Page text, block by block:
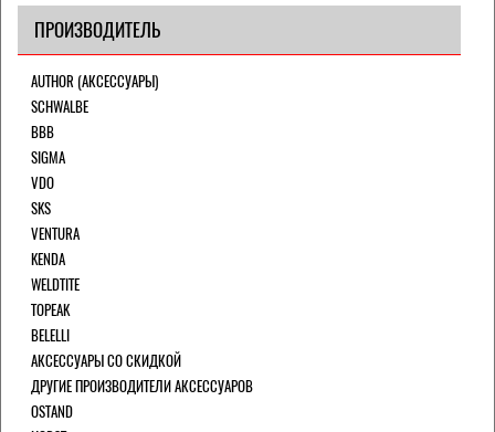
ПРОИЗВОДИТЕЛЬ
AUTHOR (АКСЕССУАРЫ)
SCHWALBE
BBB
SIGMA
VDO
SKS
VENTURA
KENDA
WELDTITE
TOPEAK
BELELLI
АКСЕССУАРЫ СО СКИДКОЙ
ДРУГИЕ ПРОИЗВОДИТЕЛИ АКСЕССУАРОВ
OSTAND